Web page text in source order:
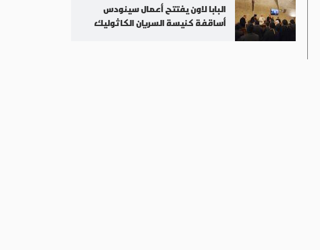
البابا لاون يفتتح أعمال سينودس
أساقفة كنيسة السريان الكاثوليك